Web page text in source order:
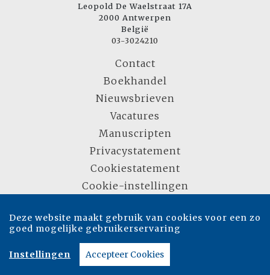
Leopold De Waelstraat 17A
2000 Antwerpen
België
03-3024210
Contact
Boekhandel
Nieuwsbrieven
Vacatures
Manuscripten
Privacystatement
Cookiestatement
Cookie-instellingen
Copyright © 2007-2026 Overamstel Uitgevers - Alle rechten voorbehouden -
Dog and Pony
Deze website maakt gebruik van cookies voor een zo
goed mogelijke gebruikerservaring
Instellingen Accepteer Cookies